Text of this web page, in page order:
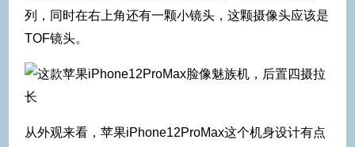
列，同时在右上角还有一颗小镜头，这颗摄像头应该是
TOF镜头。
从外观来看，苹果iPhone12ProMax这个机身设计有点